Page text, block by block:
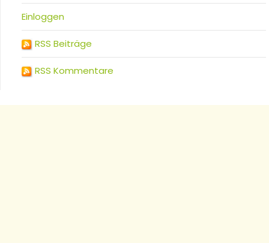
Einloggen
RSS Beiträge
RSS Kommentare